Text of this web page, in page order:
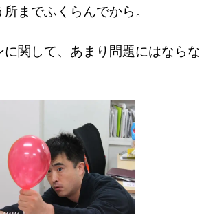
までふくらんでから。
に関して、あまり問題にはならな